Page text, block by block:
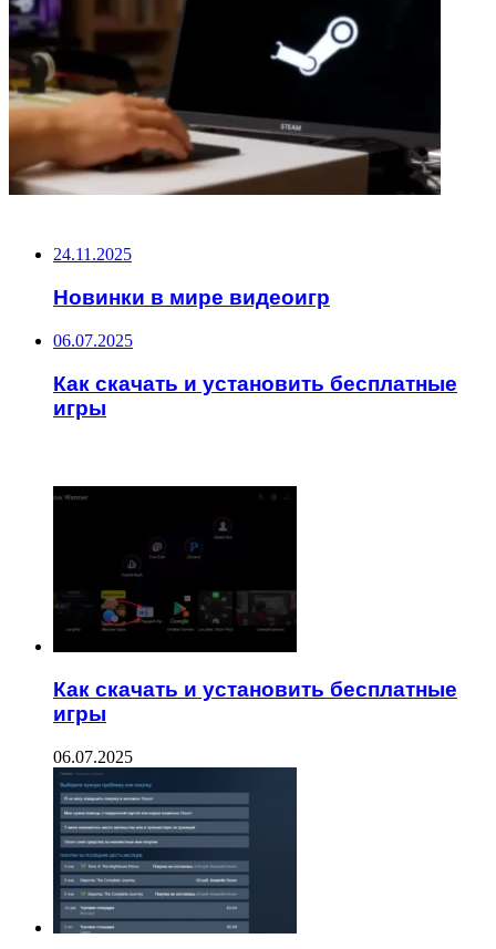
24.11.2025
Новинки в мире видеоигр
06.07.2025
Как скачать и установить бесплатные
игры
Как скачать и установить бесплатные
игры
06.07.2025